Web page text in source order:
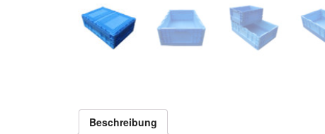
Beschreibung